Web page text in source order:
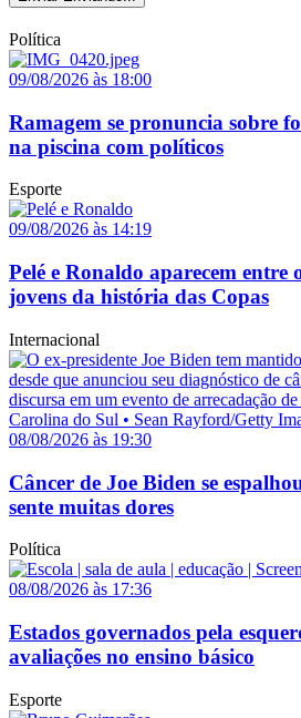
Política
09/08/2026 às 18:00
Ramagem se pronuncia sobre
na piscina com políticos
Esporte
09/08/2026 às 14:19
Pelé e Ronaldo aparecem entre
jovens da história das Copas
Internacional
08/08/2026 às 19:30
Câncer de Joe Biden se
sente muitas dores
Política
08/08/2026 às 17:36
Estados governados pela
avaliações no ensino básico
Esporte